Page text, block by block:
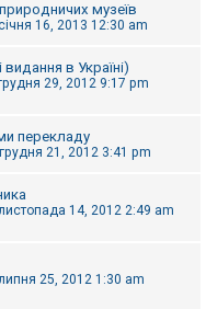
музеїв
16, 2013 12:30 am
в Україні)
29, 2012 9:17 pm
перекладу
21, 2012 3:41 pm
14, 2012 2:49 am
25, 2012 1:30 am